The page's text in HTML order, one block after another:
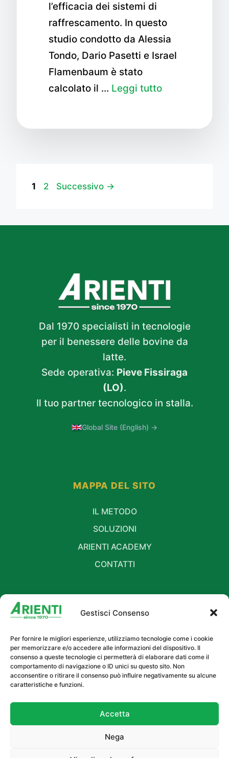
Gestisci Consenso
Per fornire le migliori esperienze, utilizziamo tecnologie come i cookie
per memorizzare e/o accedere alle informazioni del dispositivo. Il
consenso a queste tecnologie ci permetterà di elaborare dati come il
comportamento di navigazione o ID unici su questo sito. Non
acconsentire o ritirare il consenso può influire negativamente su alcune
caratteristiche e funzioni.
Accetta
Nega
l’efficacia dei sistemi di
raffrescamento. In questo
studio condotto da Alessia
Tondo, Dario Pasetti e Israel
Flamenbaum è stato
calcolato il … Leggi tutto
Pagina
1 Pagina
2 Successivo →
Dal 1970 specialisti in tecnologie
per il benessere delle bovine da
latte.
Sede operativa: Pieve Fissiraga
(LO).
Il tuo partner tecnologico in stalla.
Global Site (English) →
MAPPA DEL SITO
IL METODO
SOLUZIONI
ARIENTI ACADEMY
CONTATTI
© 2026 Arienti & C. Srl | P.IVA